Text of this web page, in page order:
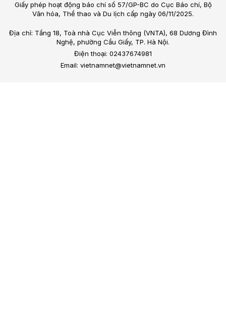
Giấy phép hoạt động báo chí số 57/GP-BC do Cục Báo chí, Bộ
Văn hóa, Thể thao và Du lịch cấp ngày 06/11/2025.
Địa chỉ: Tầng 18, Toà nhà Cục Viễn thông (VNTA), 68 Dương Đình
Nghệ, phường Cầu Giấy, TP. Hà Nội.
Điện thoại: 02437674981
Email: vietnamnet@vietnamnet.vn